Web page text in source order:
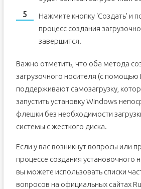
Нажмите кнопку ‘Создать’ и
процесс создания
завершится.
Важно отметить, что оба метода
загрузочного носителя (с помощью
поддерживают самозагрузку,
запустить установку Windows
флешки без необходимости
системы с жесткого диска.
Если у вас возникнут вопросы или
процессе создания установочного
вы можете использовать списки
вопросов на официальных сайтах